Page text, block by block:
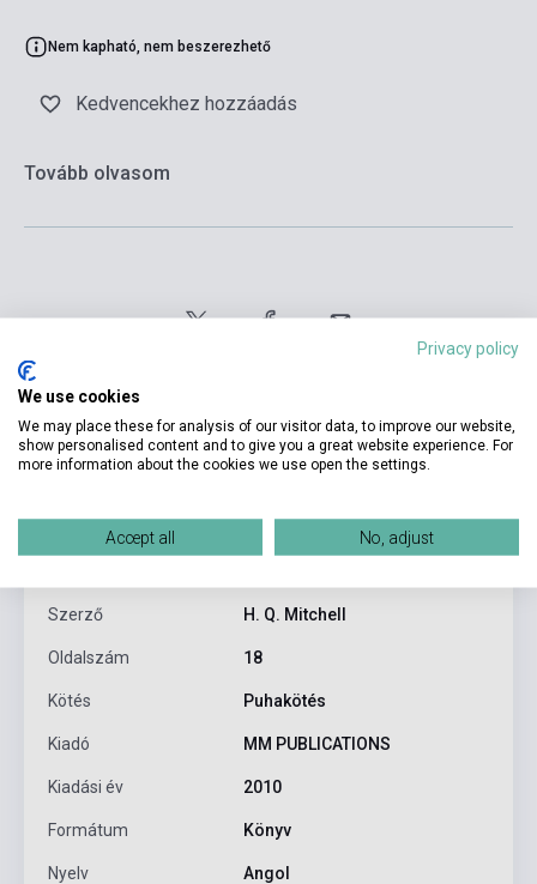
Nem kapható, nem beszerezhető
Kedvencekhez hozzáadás
Tovább olvasom
Szerző H. Q. Mitchell
Oldalszám 18
Kötés Puhakötés
Kiadó MM PUBLICATIONS
Kiadási év 2010
Formátum Könyv
Nyelv Angol
Privacy policy
We use cookies
We may place these for analysis of our visitor data, to improve our website,
show personalised content and to give you a great website experience. For
more information about the cookies we use open the settings.
Accept all No, adjust